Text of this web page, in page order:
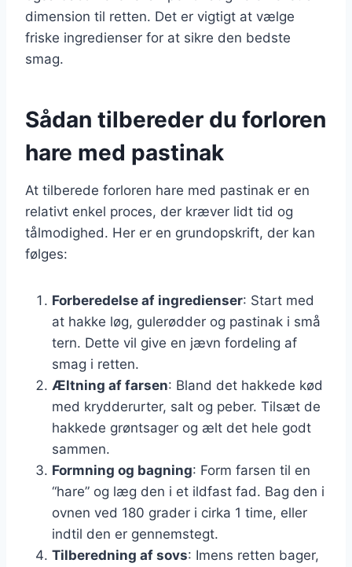
dimension til retten. Det er vigtigt at vælge
friske ingredienser for at sikre den bedste
smag.
Sådan tilbereder du forloren
hare med pastinak
At tilberede forloren hare med pastinak er en
relativt enkel proces, der kræver lidt tid og
tålmodighed. Her er en grundopskrift, der kan
følges:
Forberedelse af ingredienser: Start med
at hakke løg, gulerødder og pastinak i små
tern. Dette vil give en jævn fordeling af
smag i retten.
Æltning af farsen: Bland det hakkede kød
med krydderurter, salt og peber. Tilsæt de
hakkede grøntsager og ælt det hele godt
sammen.
Formning og bagning: Form farsen til en
“hare” og læg den i et ildfast fad. Bag den i
ovnen ved 180 grader i cirka 1 time, eller
indtil den er gennemstegt.
Tilberedning af sovs: Imens retten bager,